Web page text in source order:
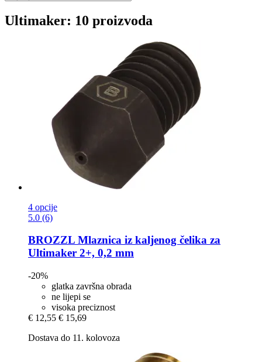
Ultimaker: 10 proizvoda
4 opcije
5.0 (6)
BROZZL Mlaznica iz kaljenog čelika za
Ultimaker 2+, 0,2 mm
-20%
glatka završna obrada
ne lijepi se
visoka preciznost
€ 12,55 € 15,69
Dostava do 11. kolovoza